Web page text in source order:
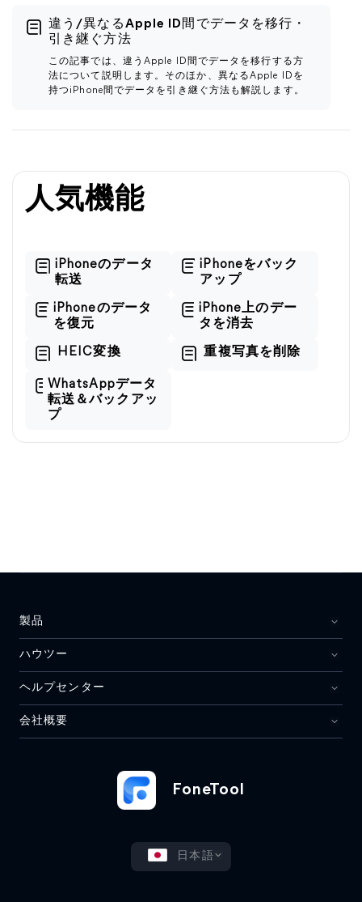
違う/異なるApple ID間でデータを移行・
引き継ぐ方法
この記事では、違うApple ID間でデータを移行する方
法について説明します。そのほか、異なるApple IDを
持つiPhone間でデータを引き継ぐ方法も解説します。
人気機能
iPhoneのデータ
転送
iPhoneをバック
アップ
iPhoneのデータ
を復元
iPhone上のデー
タを消去
HEIC変換 重複写真を削除
WhatsAppデータ
転送＆バックアッ
プ
FoneTool
日本語
製品
ハウツー
ヘルプセンター
会社概要